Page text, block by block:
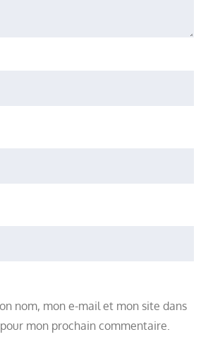
nom, mon e-mail et mon site dans
mon prochain commentaire.